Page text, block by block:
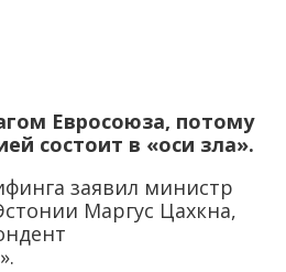
Евросоюза, потому
состоит в «оси зла».
заявил министр
Маргус Цахкна,